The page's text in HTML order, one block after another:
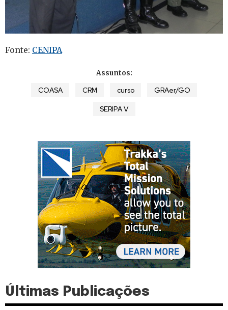
Fonte: CENIPA
Assuntos:
COASA CRM curso GRAer/GO
SERIPA V
Últimas Publicações